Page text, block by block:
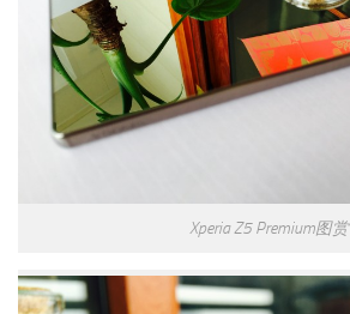
Xperia Z5 Premium图赏